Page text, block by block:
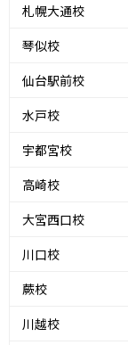
札幌大通校
琴似校
仙台駅前校
水戸校
宇都宮校
高崎校
大宮西口校
川口校
蕨校
川越校